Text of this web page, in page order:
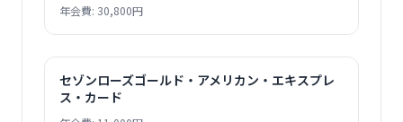
年会費: 30,800円
セゾンローズゴールド・アメリカン・エキスプレ
ス・カード